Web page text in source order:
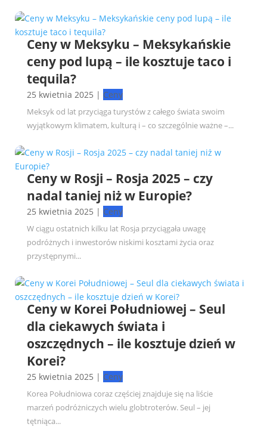
Ceny w Meksyku – Meksykańskie
ceny pod lupą – ile kosztuje taco i
tequila?
25 kwietnia 2025 | Ceny
Meksyk od lat przyciąga turystów z całego świata swoim
wyjątkowym klimatem, kulturą i – co szczególnie ważne –...
Ceny w Rosji – Rosja 2025 – czy
nadal taniej niż w Europie?
25 kwietnia 2025 | Ceny
W ciągu ostatnich kilku lat Rosja przyciągała uwagę
podróżnych i inwestorów niskimi kosztami życia oraz
przystępnymi...
Ceny w Korei Południowej – Seul
dla ciekawych świata i
oszczędnych – ile kosztuje dzień w
Korei?
25 kwietnia 2025 | Ceny
Korea Południowa coraz częściej znajduje się na liście
marzeń podróżniczych wielu globtroterów. Seul – jej
tętniąca...